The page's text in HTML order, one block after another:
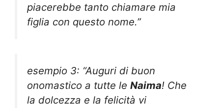
piacerebbe tanto chiamare mia
figlia con questo nome.”
esempio 3: “Auguri di buon
onomastico a tutte le Naima! Che
la dolcezza e la felicità vi